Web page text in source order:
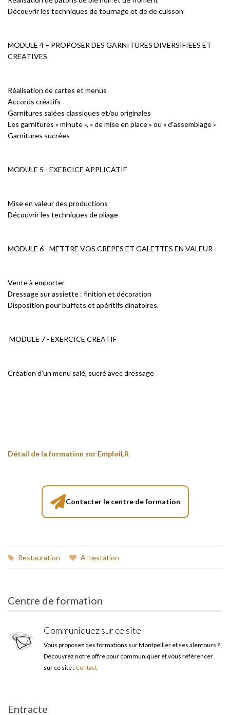
Découvrir les techniques de tournage et de de cuisson
MODULE 4 – PROPOSER DES GARNITURES DIVERSIFIEES ET
CREATIVES
Réalisation de cartes et menus
Accords créatifs
Garnitures salées classiques et/ou originales
Les garnitures « minute », « de mise en place » ou « d'assemblage »
Garnitures sucrées
MODULE 5 - EXERCICE APPLICATIF
Mise en valeur des productions
Découvrir les techniques de pliage
MODULE 6 - METTRE VOS CREPES ET GALETTES EN VALEUR
Vente à emporter
Dressage sur assiette : finition et décoration
Disposition pour buffets et apéritifs dinatoires.
MODULE 7 - EXERCICE CREATIF
Création d'un menu salé, sucré avec dressage
Détail de la formation sur EmploiLR
Contacter le centre de formation
Restauration Attestation
Centre de formation
Communiquez sur ce site
Vous proposez des formations sur Montpellier et ses alentours ?
Découvrez notre offre pour communiquer et vous référencer
sur ce site : Contact
Entracte